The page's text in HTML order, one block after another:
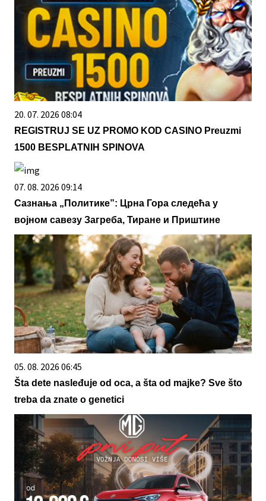
20. 07. 2026 08:04
REGISTRUJ SE UZ PROMO KOD CASINO Preuzmi
1500 BESPLATNIH SPINOVA
07. 08. 2026 09:14
Сазнања „Политике”: Црна Гора следећа у
војном савезу Загреба, Тиране и Приштине
05. 08. 2026 06:45
Šta dete nasleđuje od oca, a šta od majke? Sve što
treba da znate o genetici